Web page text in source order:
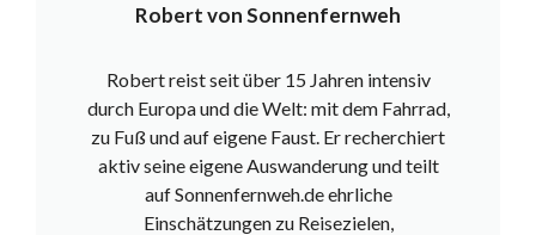
Robert von Sonnenfernweh
Robert reist seit über 15 Jahren intensiv
durch Europa und die Welt: mit dem Fahrrad,
zu Fuß und auf eigene Faust. Er recherchiert
aktiv seine eigene Auswanderung und teilt
auf Sonnenfernweh.de ehrliche
Einschätzungen zu Reisezielen,